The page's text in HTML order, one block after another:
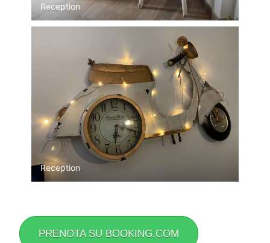
Reception
Reception
PRENOTA SU BOOKING.COM